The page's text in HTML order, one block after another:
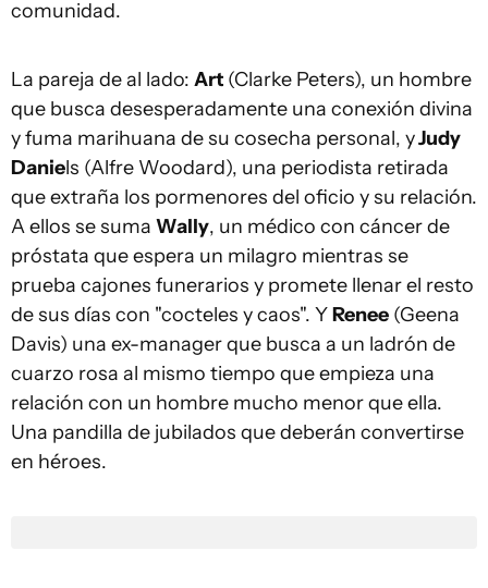
comunidad.
La pareja de al lado: Art (Clarke Peters), un hombre
que busca desesperadamente una conexión divina
y fuma marihuana de su cosecha personal, yJudy
Daniels (Alfre Woodard), una periodista retirada
que extraña los pormenores del oficio y su relación.
A ellos se suma Wally, un médico con cáncer de
próstata que espera un milagro mientras se
prueba cajones funerarios y promete llenar el resto
de sus días con "cocteles y caos". YRenee (Geena
Davis) una ex-manager que busca a un ladrón de
cuarzo rosa al mismo tiempo que empieza una
relación con un hombre mucho menor que ella.
Una pandilla de jubilados que deberán convertirse
en héroes.